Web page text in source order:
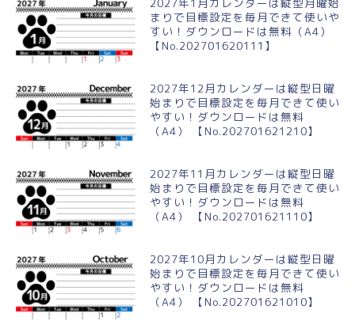
まりで目標設定を毎月できて使いや
すい！ダウンロードは無料（A4）
【No.202701620111】
2027年12月カレンダーは縦型日曜
始まりで目標設定を毎月できて使い
やすい！ダウンロードは無料
（A4） 【No.202701621210】
2027年11月カレンダーは縦型日曜
始まりで目標設定を毎月できて使い
やすい！ダウンロードは無料
（A4） 【No.202701621110】
2027年10月カレンダーは縦型日曜
始まりで目標設定を毎月できて使い
やすい！ダウンロードは無料
（A4） 【No.202701621010】